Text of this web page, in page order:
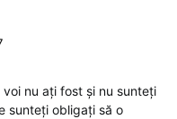
nu ați fost și nu sunteți
sunteți obligați să o